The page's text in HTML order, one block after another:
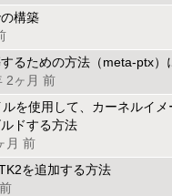
構築
るための方法（meta-ptx）
2ヶ月 前
を使用して、カーネルイ
ドする方法
月 前
を追加する方法